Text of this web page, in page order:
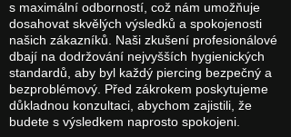
s maximální odborností, což nám umožňuje
dosahovat skvělých výsledků a spokojenosti
našich zákazníků. Naši zkušení profesionálové
dbají na dodržování nejvyšších hygienických
standardů, aby byl každý piercing bezpečný a
bezproblémový. Před zákrokem poskytujeme
důkladnou konzultaci, abychom zajistili, že
budete s výsledkem naprosto spokojeni.